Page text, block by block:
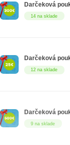
14 na sklade
Darčeková
12 na sklade
Darčeková
9 na sklade
Darčeková